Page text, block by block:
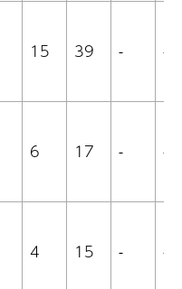
15 39 - -
6 17 - -
4 15 - -